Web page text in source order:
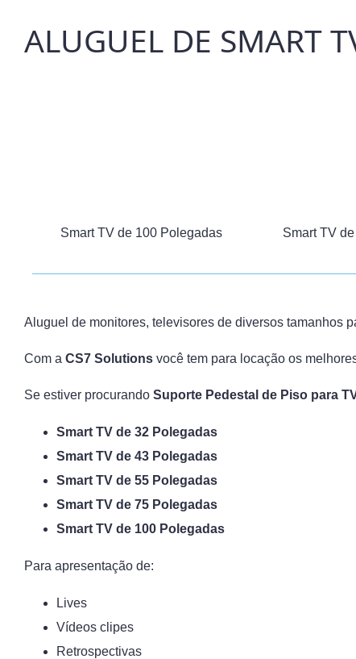
ALUGUEL DE SMART
Smart TV de 100 Polegadas Smart TV
Aluguel de monitores, televisores de diversos tamanhos
Com a CS7 Solutions você tem para locação os
Se estiver procurando Suporte Pedestal de Piso para
Smart TV de 32 Polegadas
Smart TV de 43 Polegadas
Smart TV de 55 Polegadas
Smart TV de 75 Polegadas
Smart TV de 100 Polegadas
Para apresentação de:
Lives
Vídeos clipes
Retrospectivas